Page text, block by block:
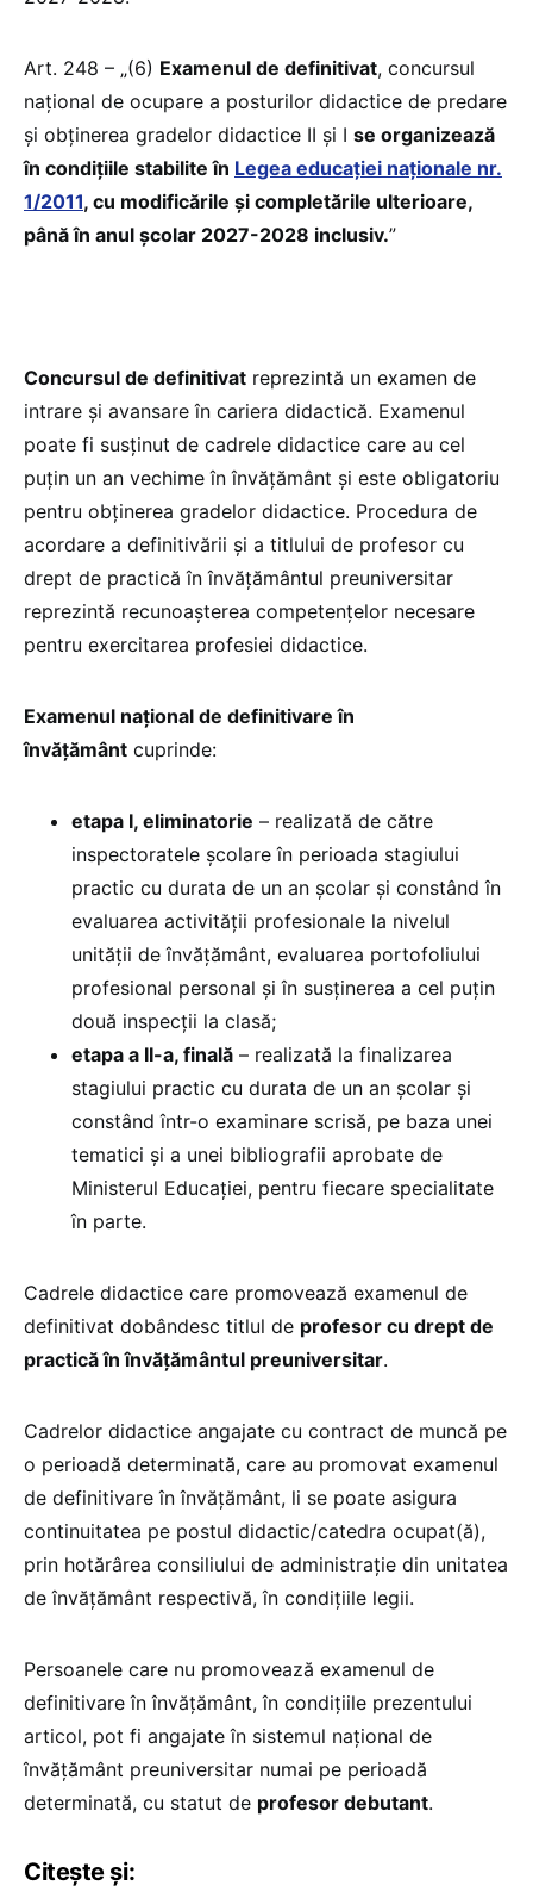
Art. 248 – „(6) Examenul de definitivat, concursul
național de ocupare a posturilor didactice de predare
și obținerea gradelor didactice II și I se organizează
în condițiile stabilite în Legea educației naționale nr.
1/2011, cu modificările și completările ulterioare,
până în anul școlar 2027-2028 inclusiv.”
Concursul de definitivat reprezintă un examen de
intrare și avansare în cariera didactică. Examenul
poate fi susținut de cadrele didactice care au cel
puțin un an vechime în învățământ și este obligatoriu
pentru obținerea gradelor didactice. Procedura de
acordare a definitivării și a titlului de profesor cu
drept de practică în învățământul preuniversitar
reprezintă recunoașterea competențelor necesare
pentru exercitarea profesiei didactice.
Examenul naţional de definitivare în
învăţământ cuprinde:
etapa I, eliminatorie – realizată de către
inspectoratele şcolare în perioada stagiului
practic cu durata de un an şcolar şi constând în
evaluarea activităţii profesionale la nivelul
unităţii de învăţământ, evaluarea portofoliului
profesional personal şi în susţinerea a cel puţin
două inspecţii la clasă;
etapa a II-a, finală – realizată la finalizarea
stagiului practic cu durata de un an şcolar şi
constând într-o examinare scrisă, pe baza unei
tematici şi a unei bibliografii aprobate de
Ministerul Educaţiei, pentru fiecare specialitate
în parte.
Cadrele didactice care promovează examenul de
definitivat dobândesc titlul de profesor cu drept de
practică în învăţământul preuniversitar.
Cadrelor didactice angajate cu contract de muncă pe
o perioadă determinată, care au promovat examenul
de definitivare în învăţământ, li se poate asigura
continuitatea pe postul didactic/catedra ocupat(ă),
prin hotărârea consiliului de administraţie din unitatea
de învăţământ respectivă, în condiţiile legii.
Persoanele care nu promovează examenul de
definitivare în învăţământ, în condiţiile prezentului
articol, pot fi angajate în sistemul naţional de
învăţământ preuniversitar numai pe perioadă
determinată, cu statut de profesor debutant.
Citește și: